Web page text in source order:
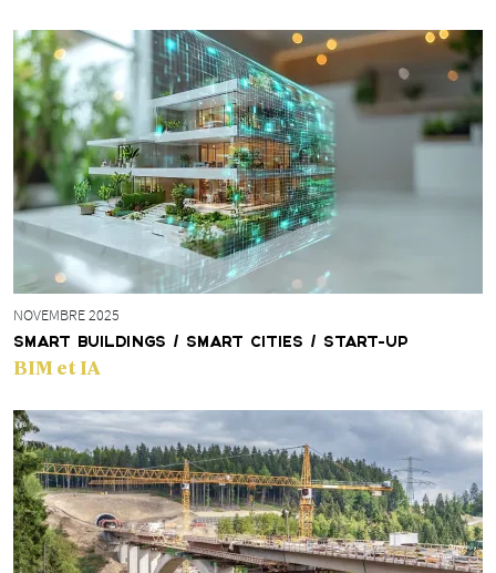
NOVEMBRE 2025
SMART BUILDINGS / SMART CITIES / START-UP
BIM et IA